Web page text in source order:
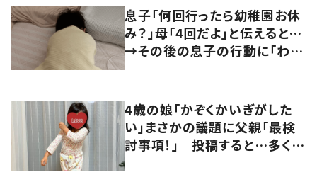
息子「何回行ったら幼稚園お休
み？」母「4回だよ」と伝えると…
→その後の息子の行動に「わか
4歳の娘「かぞくかいぎがした
い」まさかの議題に父親「最検
討事項！」 投稿すると…多くの